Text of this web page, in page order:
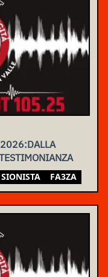
2026:DALLA
FA3ZA